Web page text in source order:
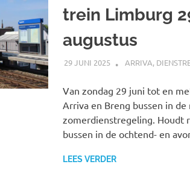
trein Limburg
augustus
29 JUNI 2025 JOHAN
ARRIVA,
Van zondag 29 juni tot en
Arriva en Breng bussen in
zomerdienstregeling. Houdt
bussen in de ochtend- en
LEES VERDER